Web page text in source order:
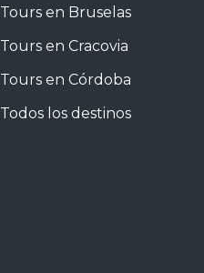
Tours en Bruselas
Tours en Cracovia
Tours en Córdoba
Todos los destinos